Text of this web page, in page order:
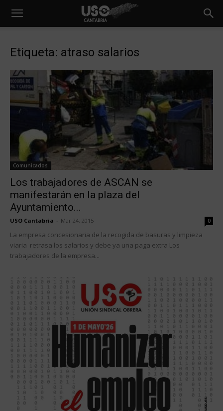
Etiqueta: atraso salarios
Comunicados
Los trabajadores de ASCAN se
manifestarán en la plaza del
Ayuntamiento...
USO Cantabria Mar 24, 2015 0
La empresa concesionaria de la recogida de basuras y limpieza
viaria retrasa los salarios y debe ya una paga extra Los
trabajadores de la empresa...